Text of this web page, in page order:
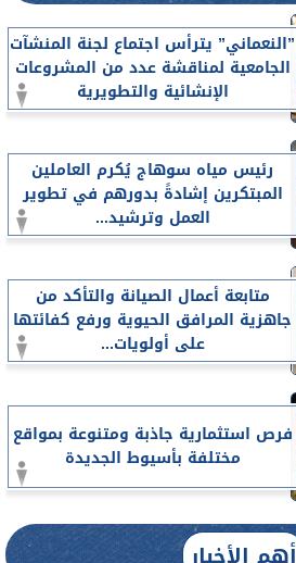
”النعماني” يترأس اجتماع لجنة المنشآت
الجامعية لمناقشة عدد من المشروعات
الإنشائية والتطويرية
رئيس مياه سوهاج يُكرم العاملين
المبتكرين إشادةً بدورهم في تطوير
العمل وترشيد...
متابعة أعمال الصيانة والتأكد من
جاهزية المرافق الحيوية ورفع كفائتها
على أولويات...
فرص استثمارية جاذبة ومتنوعة بمواقع
مختلفة بأسيوط الجديدة